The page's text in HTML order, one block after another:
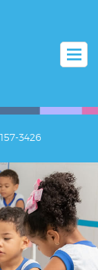
3426